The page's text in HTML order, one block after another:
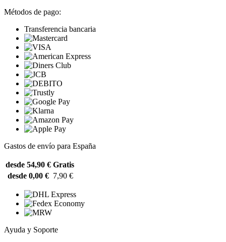
Métodos de pago:
Transferencia bancaria
Gastos de envío para España
desde 54,90 € Gratis
desde 0,00 € 7,90 €
Ayuda y Soporte